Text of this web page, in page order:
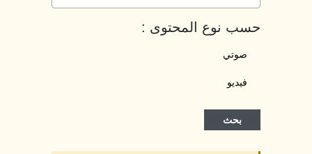
حسب نوع المحتوى :
صوتي
فيديو
بحث